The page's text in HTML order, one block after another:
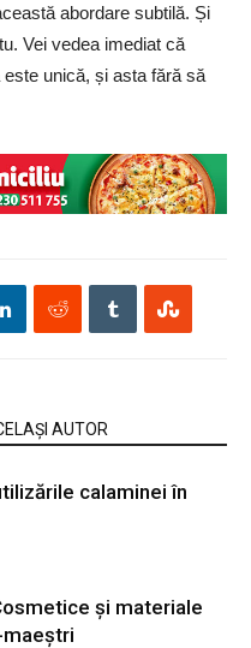
abordare subtilă. Și
Vei vedea imediat că
unică, și asta fără să
AUTOR
calaminei în
și materiale